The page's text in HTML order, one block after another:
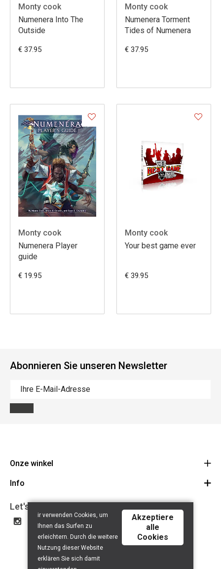
Monty cook
Numenera Into The
Outside
€ 37.95
Monty cook
Numenera Torment
Tides of Numenera
€ 37.95
Monty cook
Numenera Player
guide
€ 19.95
Monty cook
Your best game ever
€ 39.95
Abonnieren Sie unseren Newsletter
Onze winkel
Route
Info
Contact
Disclaimer
Privacy Policy
Let's get social
ir verwenden Cookies, um
Ihnen das Surfen zu
erleichtern. Durch die weitere
Nutzung dieser Website
erklären Sie sich damit
Akzeptiere
alle
Cookies